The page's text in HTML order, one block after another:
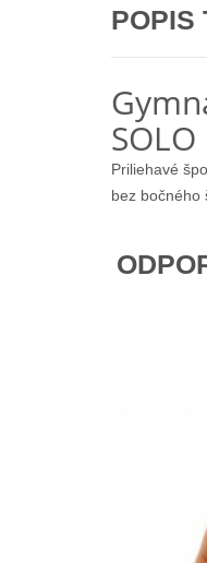
POPIS
SOLO
Priliehavé
bez bočného